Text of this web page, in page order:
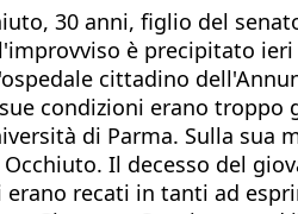
30 anni, figlio del
è precipitato
cittadino
condizioni erano
di Parma. Sulla sua
Il decesso del
recati in tanti ad